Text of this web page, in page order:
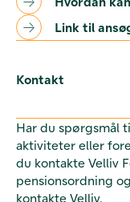
Link til
Kontakt
Har du spørgsmål
aktiviteter eller
du kontakte Velliv
pensionsordning
kontakte Velliv.